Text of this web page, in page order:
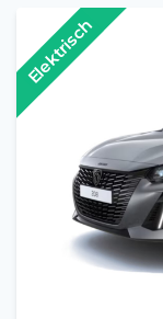
Elektrisch